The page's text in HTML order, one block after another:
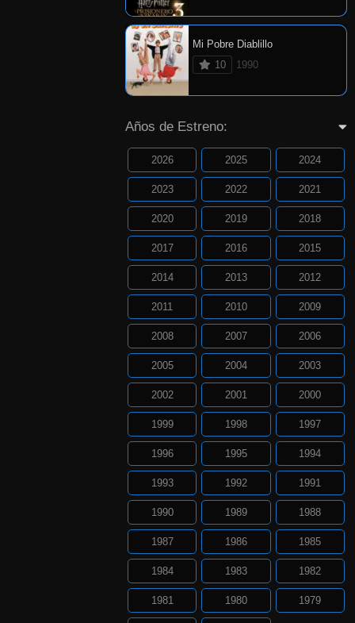
Mi Pobre Diablillo
10
1990
Años de Estreno:
2026 2025 2024
2023 2022 2021
2020 2019 2018
2017 2016 2015
2014 2013 2012
2011 2010 2009
2008 2007 2006
2005 2004 2003
2002 2001 2000
1999 1998 1997
1996 1995 1994
1993 1992 1991
1990 1989 1988
1987 1986 1985
1984 1983 1982
1981 1980 1979